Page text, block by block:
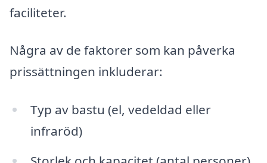
faciliteter.
Några av de faktorer som kan påverka
prissättningen inkluderar:
Typ av bastu (el, vedeldad eller
infraröd)